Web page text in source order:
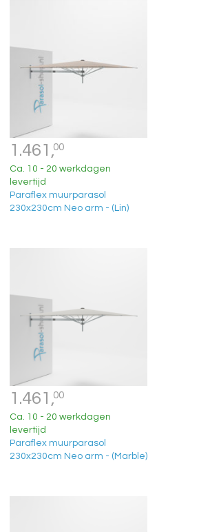
1.461,00
Ca. 10 - 20 werkdagen
levertijd
Paraflex muurparasol
230x230cm Neo arm - (Lin)
1.461,00
Ca. 10 - 20 werkdagen
levertijd
Paraflex muurparasol
230x230cm Neo arm - (Marble)